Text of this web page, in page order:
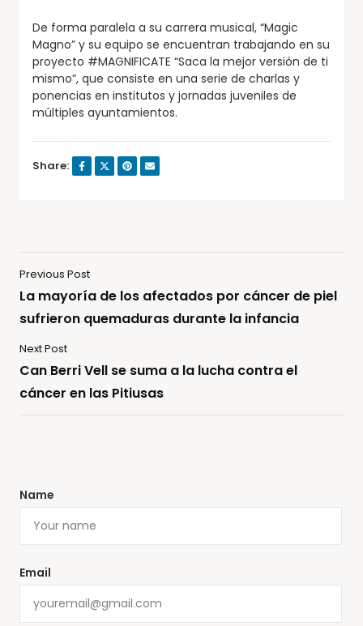
De forma paralela a su carrera musical, “Magic
Magno” y su equipo se encuentran trabajando en su
proyecto #MAGNIFICATE “Saca la mejor versión de ti
mismo”, que consiste en una serie de charlas y
ponencias en institutos y jornadas juveniles de
múltiples ayuntamientos.
Share:
Previous Post
La mayoría de los afectados por cáncer de piel
sufrieron quemaduras durante la infancia
Next Post
Can Berri Vell se suma a la lucha contra el
cáncer en las Pitiusas
Name
Email